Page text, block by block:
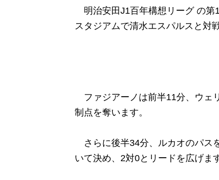
明治安田J1百年構想リーグ の第
スタジアムで清水エスパルスと対
ファジアーノは前半11分、ウェ
制点を奪います。
さらに後半34分、ルカオのパス
いて決め、2対0とリードを広げま